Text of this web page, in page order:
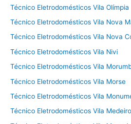
Técnico Eletrodomésticos Vila Olímpia
Técnico Eletrodomésticos Vila Nova
Técnico Eletrodomésticos Vila Nova
Técnico Eletrodomésticos Vila Nivi
Técnico Eletrodomésticos Vila
Técnico Eletrodomésticos Vila Morse
Técnico Eletrodomésticos Vila
Técnico Eletrodomésticos Vila